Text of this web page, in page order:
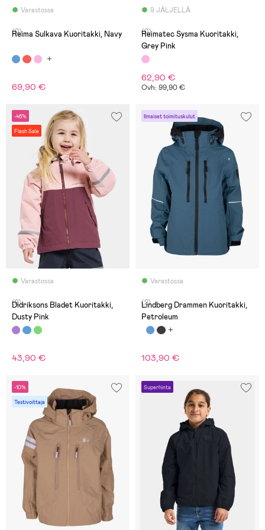
Varastossa
(0)
Reima Sulkava Kuoritakki, Navy
69,90 €
9 JÄLJELLÄ
(0)
Reimatec Sysma Kuoritakki,
Grey Pink
62,90 €
Ovh: 99,90 €
-46%
Flash Sale
Varastossa
(2)
Didriksons Bladet Kuoritakki,
Dusty Pink
43,90 €
Ilmaiset toimituskulut
Varastossa
(2)
Lindberg Drammen Kuoritakki,
Petroleum
103,90 €
-10%
Testivoittaja
Superhinta